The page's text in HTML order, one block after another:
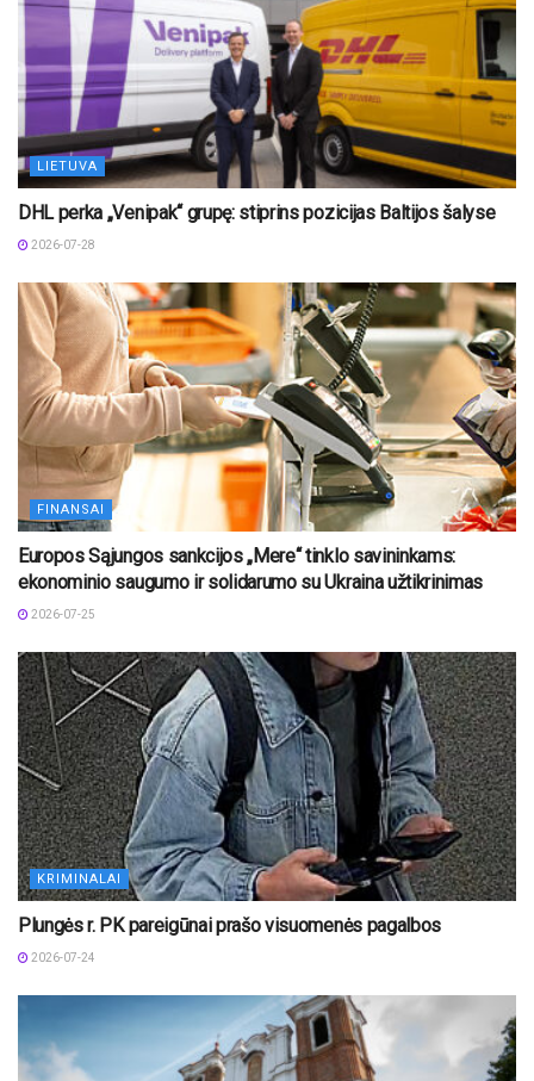
LIETUVA
DHL perka „Venipak“ grupę: stiprins pozicijas Baltijos šalyse
2026-07-28
FINANSAI
Europos Sąjungos sankcijos „Mere“ tinklo savininkams:
ekonominio saugumo ir solidarumo su Ukraina užtikrinimas
2026-07-25
KRIMINALAI
Plungės r. PK pareigūnai prašo visuomenės pagalbos
2026-07-24